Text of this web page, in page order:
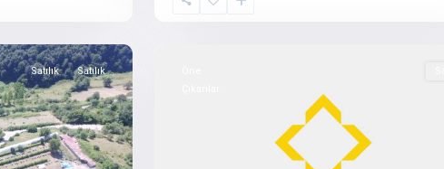
Satılık Satılık